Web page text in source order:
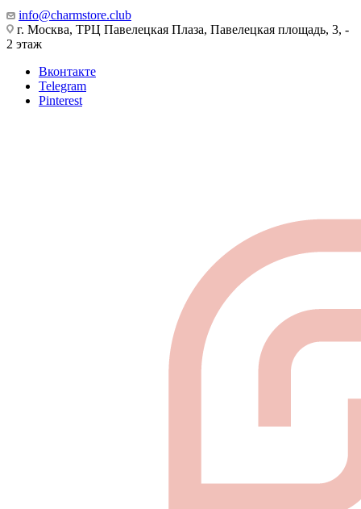
info@charmstore.club
г. Москва, ТРЦ Павелецкая Плаза, Павелецкая площадь, 3, -
2 этаж
Вконтакте
Telegram
Pinterest